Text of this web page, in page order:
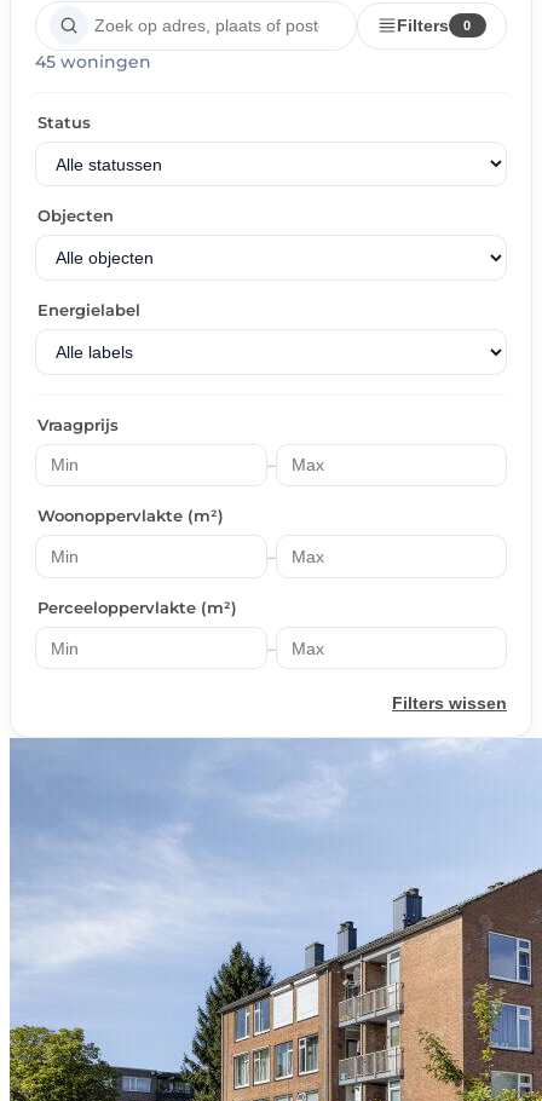
Filters 0
45 woningen
Status
Objecten
Energielabel
Vraagprijs
–
Woonoppervlakte (m²)
–
Perceeloppervlakte (m²)
–
Filters wissen